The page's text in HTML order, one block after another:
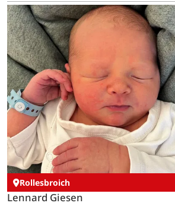
Rollesbroich
Lennard Giesen